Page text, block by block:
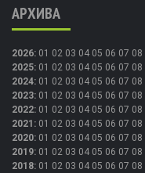
АРХИВА
2026: 01 02 03 04 05 06 07 08
2025: 01 02 03 04 05 06 07 08
2024: 01 02 03 04 05 06 07 08
2023: 01 02 03 04 05 06 07 08
2022: 01 02 03 04 05 06 07 08
2021 : 01 02 03 04 05 06 07 08
2020: 01 02 03 04 05 06 07 08
2019: 01 02 03 04 05 06 07 08
2018: 01 02 03 04 05 06 07 08